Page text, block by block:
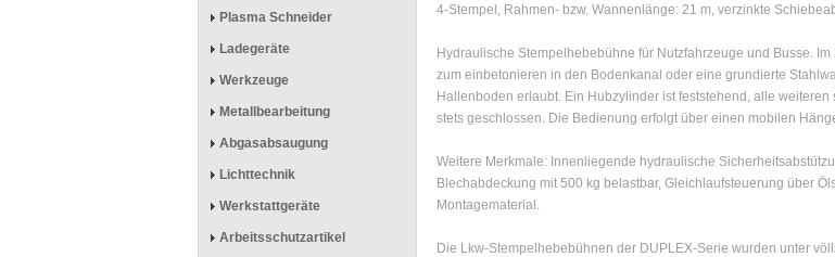
4-Stempel, Rahmen- bzw. Wannenlänge: 21 m, verzinkte
Hydraulische Stempelhebebühne für Nutzfahrzeuge und Busse.
zum einbetonieren in den Bodenkanal oder eine grundierte
Hallenboden erlaubt. Ein Hubzylinder ist feststehend, alle
stets geschlossen. Die Bedienung erfolgt über einen mobilen
Weitere Merkmale: Innenliegende hydraulische
Blechabdeckung mit 500 kg belastbar, Gleichlaufsteuerung über
Montagematerial.
Die Lkw-Stempelhebebühnen der DUPLEX-Serie wurden unter
Plasma Schneider
Ladegeräte
Werkzeuge
Metallbearbeitung
Abgasabsaugung
Lichttechnik
Werkstattgeräte
Arbeitsschutzartikel